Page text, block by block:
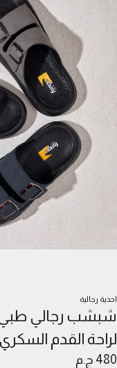
احذية رجالية
شبشب رجالي طبي
لراحة القدم
480 ج.م